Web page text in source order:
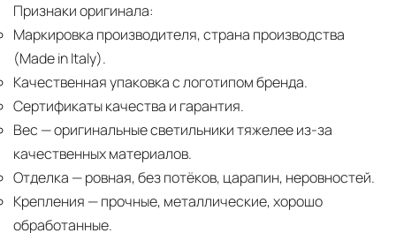
Признаки оригинала:
Маркировка производителя, страна производства
(Made in Italy).
Качественная упаковка с логотипом бренда.
Сертификаты качества и гарантия.
Вес — оригинальные светильники тяжелее из-за
качественных материалов.
Отделка — ровная, без потёков, царапин, неровностей.
Крепления — прочные, металлические, хорошо
обработанные.